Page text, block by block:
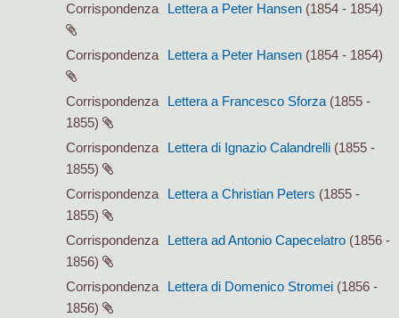
Corrispondenza
Lettera a Peter Hansen (1854 - 1854)
Corrispondenza Lettera a Peter Hansen (1854 - 1854)
Corrispondenza Lettera a Francesco Sforza (1855 -
1855)
Corrispondenza
Lettera di Ignazio Calandrelli (1855 -
1855)
Corrispondenza
Lettera a Christian Peters (1855 -
1855)
Corrispondenza
Lettera ad Antonio Capecelatro (1856 -
1856)
Corrispondenza
Lettera di Domenico Stromei (1856 -
1856)